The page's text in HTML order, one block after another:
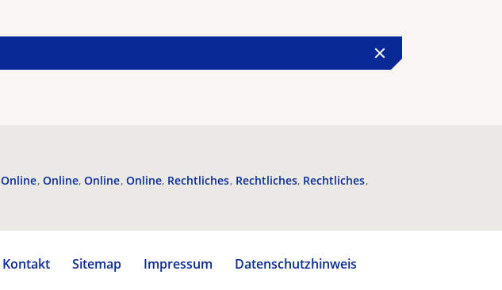
Online Online Online Online Rechtliches Rechtliches Rechtliches
Kontakt Sitemap Impressum
Datenschutzhinweis